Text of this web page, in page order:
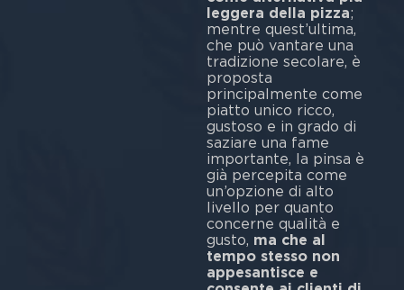
leggera della pizza;
mentre quest’ultima,
che può vantare una
tradizione secolare, è
proposta
principalmente come
piatto unico ricco,
gustoso e in grado di
saziare una fame
importante, la pinsa è
già percepita come
un’opzione di alto
livello per quanto
concerne qualità e
gusto, ma che al
tempo stesso non
appesantisce e